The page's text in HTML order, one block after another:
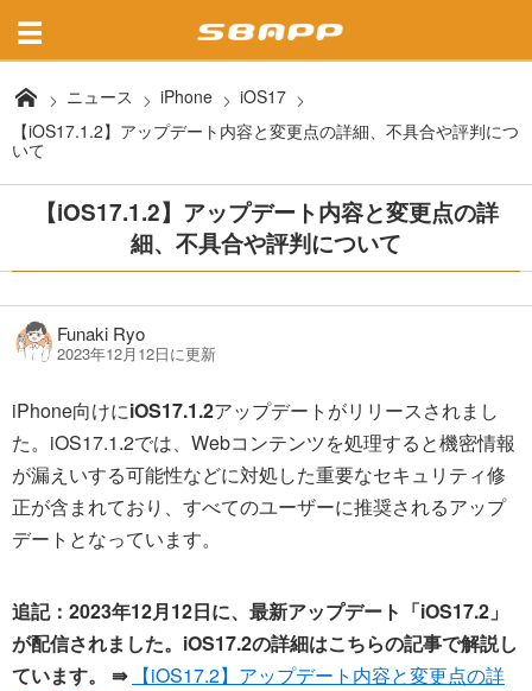
ニュース iPhone
iOS17
【iOS17.1.2】アップデート内容と変更点の詳細、不具合や評判につ
いて
【iOS17.1.2】アップデート内容と変更点の詳
細、不具合や評判について
Funaki Ryo
2023年12月12日に更新
iPhone向けにiOS17.1.2アップデートがリリースされまし
た。iOS17.1.2では、Webコンテンツを処理すると機密情報
が漏えいする可能性などに対処した重要なセキュリティ修
正が含まれており、すべてのユーザーに推奨されるアップ
デートとなっています。
追記：2023年12月12日に、最新アップデート「iOS17.2」
が配信されました。iOS17.2の詳細はこちらの記事で解説し
ています。 ⇛ 【iOS17.2】アップデート内容と変更点の詳